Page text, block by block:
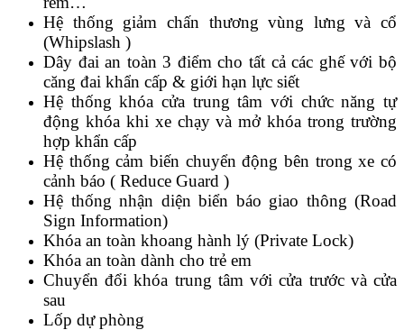
Hệ thống giảm chấn thương vùng lưng và cổ
(Whipslash )
Dây đai an toàn 3 điểm cho tất cả các ghế với bộ
căng đai khẩn cấp & giới hạn lực siết
Hệ thống khóa cửa trung tâm với chức năng tự
động khóa khi xe chạy và mở khóa trong trường
hợp khẩn cấp
Hệ thống cảm biến chuyển động bên trong xe có
cảnh báo ( Reduce Guard )
Hệ thống nhận diện biển báo giao thông (Road
Sign Information)
Khóa an toàn khoang hành lý (Private Lock)
Khóa an toàn dành cho trẻ em
Chuyển đổi khóa trung tâm với cửa trước và cửa
sau
Lốp dự phòng